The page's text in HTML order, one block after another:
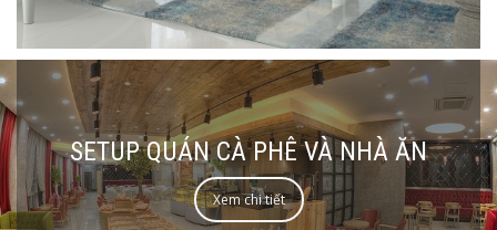
SETUP QUÁN CÀ PHÊ VÀ NHÀ ĂN
Xem chi tiết